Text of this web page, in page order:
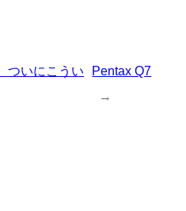
ついにこうい
Pentax Q7
→